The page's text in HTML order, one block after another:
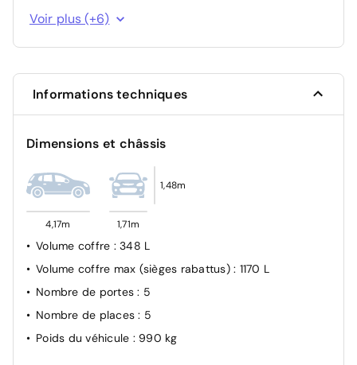
Alerte sonore de non bouclage et de débouclage des
ceintures de sécurité AV
Sécurité enfant à l'arrière manuel
Airbag passager avant déconnectable manuellement
Condamnation centralisée des portes
Airbags frontaux AV, latéraux AV et rideaux
Voir plus (+6)
Informations techniques
Dimensions et châssis
4,17m 1,71m
1,48m
Volume coffre : 348 L
Volume coffre max (sièges rabattus) : 1170 L
Nombre de portes: 5
Nombre de places: 5
Poids du véhicule : 990 kg